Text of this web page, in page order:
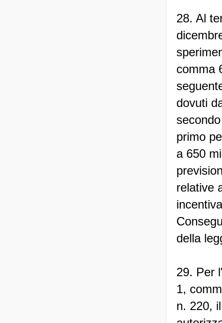
28. Al
comma
dovuti
primo
a 650
relative
della
29. Per
1,
n. 220,